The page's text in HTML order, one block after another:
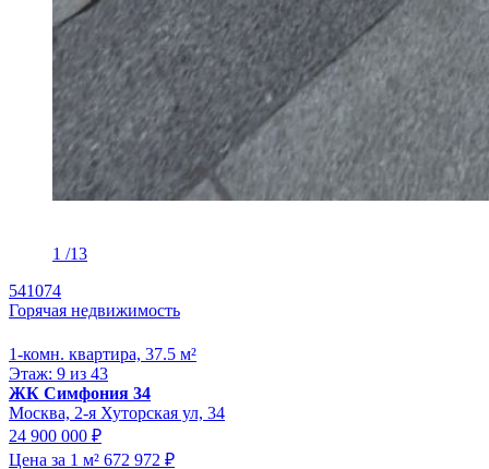
1 /13
541074
Горячая недвижимость
1-комн. квартира, 37.5 м²
Этаж: 9 из 43
ЖК Симфония 34
Москва, 2-я Хуторская ул, 34
24 900 000 ₽
Цена за 1 м² 672 972 ₽